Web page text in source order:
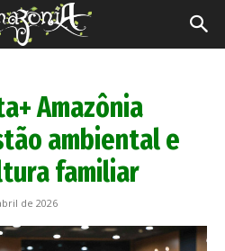
Amazônia
ambiental e
familiar
de 2026